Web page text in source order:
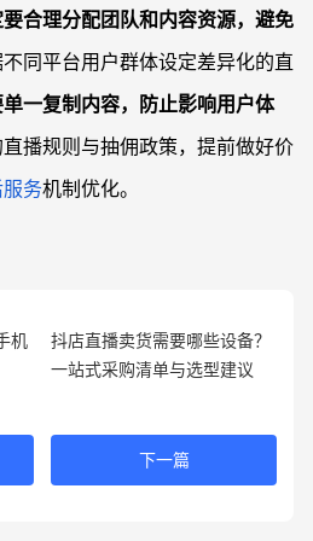
合理分配团队和内容资源，避免
同平台用户群体设定差异化的直
一复制内容，防止影响用户体
播规则与抽佣政策，提前做好价
务机制优化。
机
抖店直播卖货需要哪些设备？
一站式采购清单与选型建议
下一篇